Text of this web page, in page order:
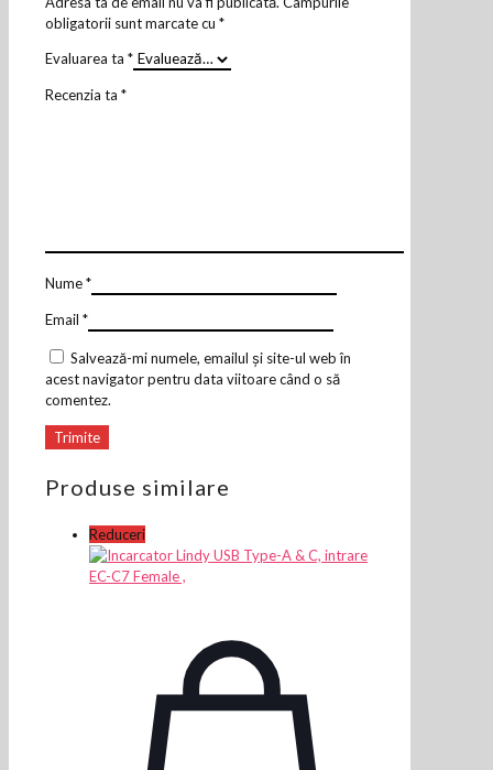
obligatorii sunt marcate cu *
Evaluarea ta *
Recenzia ta *
Nume*
Email *
Salvează-mi numele, emailul și site-ul web în
acest navigator pentru data viitoare când o să
comentez.
Produse similare
Reduceri